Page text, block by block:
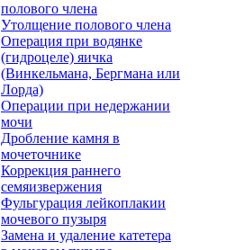
полового члена
Утолщение полового члена
Операция при водянке
(гидроцеле) яичка
(Винкельмана, Бергмана или
Лорда)
Операции при недержании
мочи
Дробление камня в
мочеточнике
Коррекция раннего
семяизвержения
Фульгурация лейкоплакии
мочевого пузыря
Замена и удаление катетера